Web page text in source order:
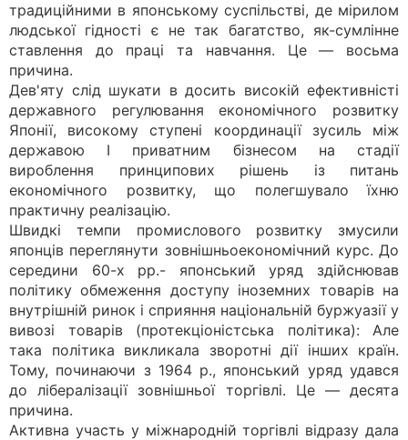
традиційними в японському суспільстві, де мірилом
людської гідності є не так багатство, як-сумлінне
ставлення до праці та навчання. Це — восьма
причина.
Дев'яту слід шукати в досить високій ефективністі
державного регулювання економічного розвитку
Японії, високому ступені координації зусиль між
державою І приватним бізнесом на стадії
вироблення принципових рішень із питань
економічного розвитку, що полегшувало їхню
практичну реалізацію.
Швидкі темпи промислового розвитку змусили
японців переглянути зовнішньоекономічний курс. До
середини 60-х рр.- японський уряд здійснював
політику обмеження доступу іноземних товарів на
внутрішній ринок і сприяння національній буржуазії у
вивозі товарів (протекціоністська політика): Але
така політика викликала зворотні дії інших країн.
Тому, починаючи з 1964 р., японський уряд удався
до лібералізації зовнішньої торгівлі. Це — десята
причина.
Активна участь у міжнародній торгівлі відразу дала